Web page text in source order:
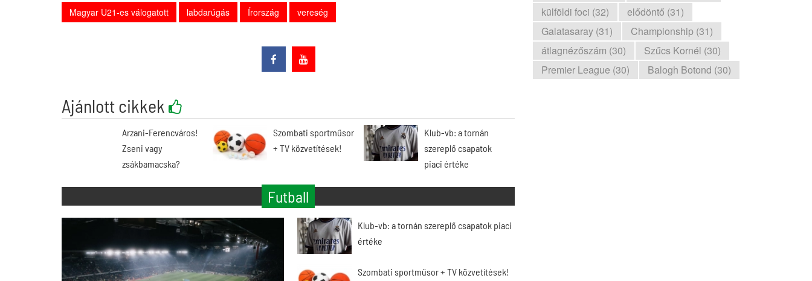
Magyar U21-es válogatott labdarúgás Írország vereség
Ajánlott cikkek
Arzani-Ferencváros!
Zseni vagy
zsákbamacska?
Szombati sportműsor
+ TV közvetítések!
Klub-vb: a tornán
szereplő csapatok
piaci értéke
külföldi foci (32)
elődöntő (31)
Galatasaray (31)
Championship (31)
átlagnézőszám (30)
Szűcs Kornél (30)
Premier League (30)
Balogh Botond (30)
Futball
Klub-vb: a tornán szereplő csapatok piaci
értéke
Szombati sportműsor + TV közvetítések!